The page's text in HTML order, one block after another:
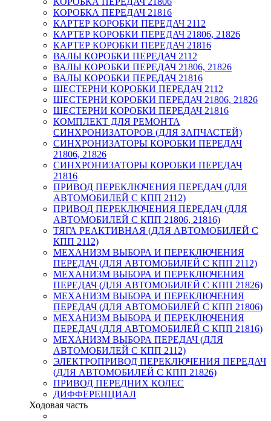
КОРОБКА ПЕРЕДАЧ 21816
КАРТЕР КОРОБКИ ПЕРЕДАЧ 2112
КАРТЕР КОРОБКИ ПЕРЕДАЧ 21806, 21826
КАРТЕР КОРОБКИ ПЕРЕДАЧ 21816
ВАЛЫ КОРОБКИ ПЕРЕДАЧ 2112
ВАЛЫ КОРОБКИ ПЕРЕДАЧ 21806, 21826
ВАЛЫ КОРОБКИ ПЕРЕДАЧ 21816
ШЕСТЕРНИ КОРОБКИ ПЕРЕДАЧ 2112
ШЕСТЕРНИ КОРОБКИ ПЕРЕДАЧ 21806, 21826
ШЕСТЕРНИ КОРОБКИ ПЕРЕДАЧ 21816
КОМПЛЕКТ ДЛЯ РЕМОНТА
СИНХРОНИЗАТОРОВ (ДЛЯ ЗАПЧАСТЕЙ)
СИНХРОНИЗАТОРЫ КОРОБКИ ПЕРЕДАЧ
21806, 21826
СИНХРОНИЗАТОРЫ КОРОБКИ ПЕРЕДАЧ
21816
ПРИВОД ПЕРЕКЛЮЧЕНИЯ ПЕРЕДАЧ (ДЛЯ
АВТОМОБИЛЕЙ С КПП 2112)
ПРИВОД ПЕРЕКЛЮЧЕНИЯ ПЕРЕДАЧ (ДЛЯ
АВТОМОБИЛЕЙ С КПП 21806, 21816)
ТЯГА РЕАКТИВНАЯ (ДЛЯ АВТОМОБИЛЕЙ С
КПП 2112)
МЕХАНИЗМ ВЫБОРА И ПЕРЕКЛЮЧЕНИЯ
ПЕРЕДАЧ (ДЛЯ АВТОМОБИЛЕЙ С КПП 2112)
МЕХАНИЗМ ВЫБОРА И ПЕРЕКЛЮЧЕНИЯ
ПЕРЕДАЧ (ДЛЯ АВТОМОБИЛЕЙ С КПП 21826)
МЕХАНИЗМ ВЫБОРА И ПЕРЕКЛЮЧЕНИЯ
ПЕРЕДАЧ (ДЛЯ АВТОМОБИЛЕЙ С КПП 21806)
МЕХАНИЗМ ВЫБОРА И ПЕРЕКЛЮЧЕНИЯ
ПЕРЕДАЧ (ДЛЯ АВТОМОБИЛЕЙ С КПП 21816)
МЕХАНИЗМ ВЫБОРА ПЕРЕДАЧ (ДЛЯ
АВТОМОБИЛЕЙ С КПП 2112)
ЭЛЕКТРОПРИВОД ПЕРЕКЛЮЧЕНИЯ ПЕРЕДАЧ
(ДЛЯ АВТОМОБИЛЕЙ С КПП 21826)
ПРИВОД ПЕРЕДНИХ КОЛЕС
ДИФФЕРЕНЦИАЛ
Ходовая часть